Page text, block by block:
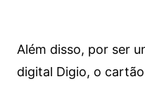
Além disso, por ser
digital Digio, o